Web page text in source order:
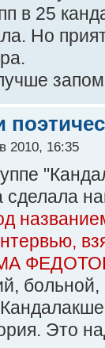
в 25
Но
2010, 16:35
Это